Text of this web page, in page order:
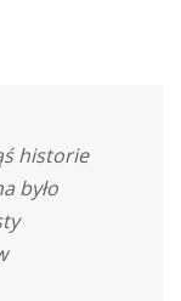
historie
było